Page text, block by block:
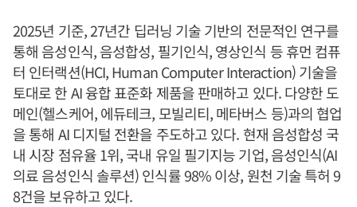
2025년 기준, 27년간 딥러닝 기술 기반의 전문적인 연구를
통해 음성인식, 음성합성, 필기인식, 영상인식 등 휴먼 컴퓨
터 인터랙션(HCI, Human Computer Interaction) 기술을
토대로 한 AI 융합 표준화 제품을 판매하고 있다. 다양한 도
메인(헬스케어, 에듀테크, 모빌리티, 메타버스 등)과의 협업
을 통해 AI 디지털 전환을 주도하고 있다. 현재 음성합성 국
내 시장 점유율 1위, 국내 유일 필기지능 기업, 음성인식(AI
의료 음성인식 솔루션) 인식률 98% 이상, 원천 기술 특허 9
8건을 보유하고 있다.